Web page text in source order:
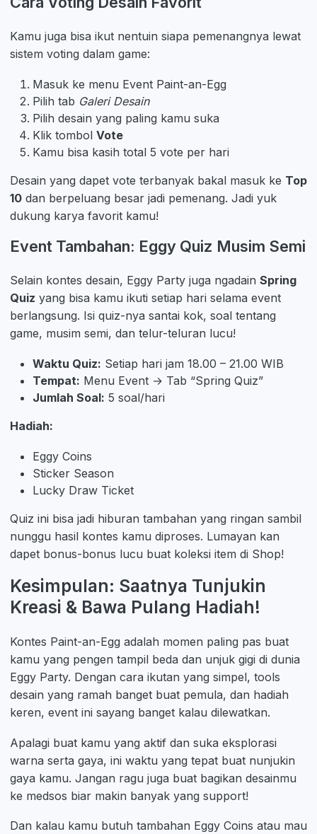
Kamu juga bisa ikut nentuin siapa pemenangnya lewat
sistem voting dalam game:
Masuk ke menu Event Paint-an-Egg
Pilih tab Galeri Desain
Pilih desain yang paling kamu suka
Klik tombol Vote
Kamu bisa kasih total 5 vote per hari
Desain yang dapet vote terbanyak bakal masuk ke Top
10 dan berpeluang besar jadi pemenang. Jadi yuk
dukung karya favorit kamu!
Event Tambahan: Eggy Quiz Musim Semi
Selain kontes desain, Eggy Party juga ngadain Spring
Quiz yang bisa kamu ikuti setiap hari selama event
berlangsung. Isi quiz-nya santai kok, soal tentang
game, musim semi, dan telur-teluran lucu!
Waktu Quiz: Setiap hari jam 18.00 – 21.00 WIB
Tempat: Menu Event → Tab “Spring Quiz”
Jumlah Soal: 5 soal/hari
Hadiah:
Eggy Coins
Sticker Season
Lucky Draw Ticket
Quiz ini bisa jadi hiburan tambahan yang ringan sambil
nunggu hasil kontes kamu diproses. Lumayan kan
dapet bonus-bonus lucu buat koleksi item di Shop!
Kesimpulan: Saatnya Tunjukin
Kreasi & Bawa Pulang Hadiah!
Kontes Paint-an-Egg adalah momen paling pas buat
kamu yang pengen tampil beda dan unjuk gigi di dunia
Eggy Party. Dengan cara ikutan yang simpel, tools
desain yang ramah banget buat pemula, dan hadiah
keren, event ini sayang banget kalau dilewatkan.
Apalagi buat kamu yang aktif dan suka eksplorasi
warna serta gaya, ini waktu yang tepat buat nunjukin
gaya kamu. Jangan ragu juga buat bagikan desainmu
ke medsos biar makin banyak yang support!
Dan kalau kamu butuh tambahan Eggy Coins atau mau